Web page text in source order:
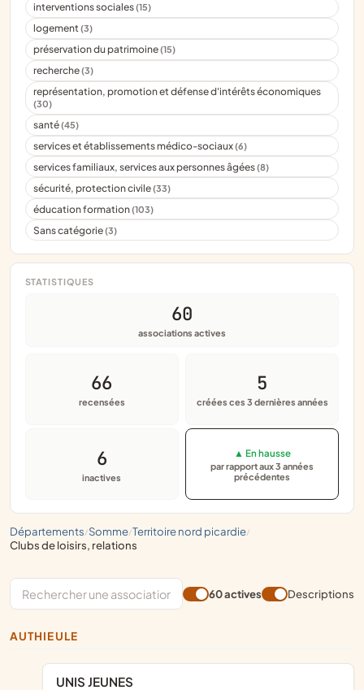
départements/ somme/ territoire nord picardie/
clubs de loisirs, relations
interventions sociales(15)
logement(3)
préservation du patrimoine(15)
recherche(3)
représentation, promotion et défense d'intérêts économiques
(30)
santé(45)
services et établissements médico-sociaux(6)
services familiaux, services aux personnes âgées(8)
sécurité, protection civile(33)
éducation formation(103)
Sans catégorie(3)
STATISTIQUES
60
associations actives
66
recensées
5
créées ces 3 dernières années
6
inactives
▲ En hausse
par rapport aux 3 années
précédentes
60 actives Descriptions
AUTHIEULE
UNIS JEUNES